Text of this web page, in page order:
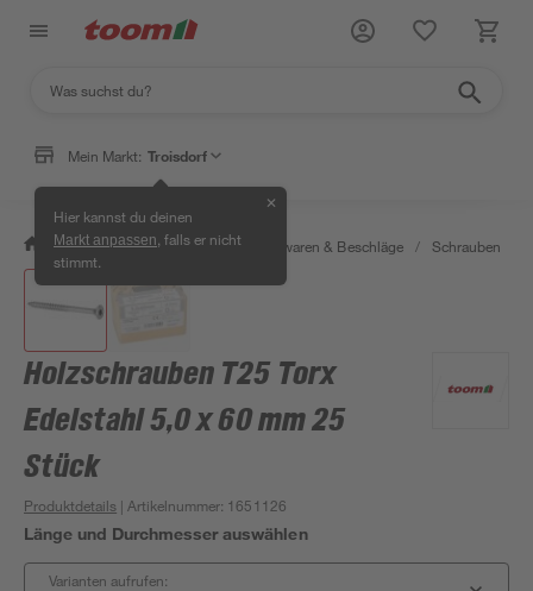
Mein Markt: Troisdorf
Hier kannst du deinen
Markt anpassen , falls er nicht
stimmt.
✕
/ Werkstatt & Maschinen / Eisenwaren & Beschläge / Schrauben
Holzschrauben T25 Torx
Edelstahl 5,0 x 60 mm 25
Stück
Produktdetails | Artikelnummer: 1651126
Länge und Durchmesser auswählen
Varianten aufrufen: